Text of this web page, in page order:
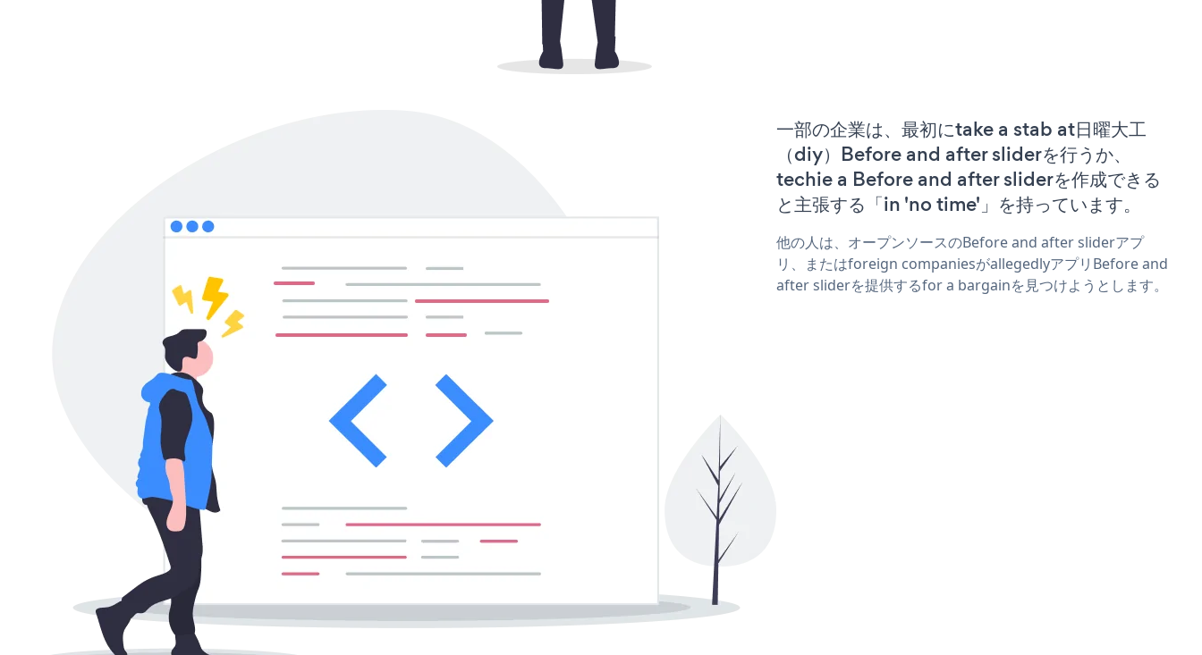
一部の企業は、最初にtake a stab at日曜大工
（diy）Before and after sliderを行うか、
techie a Before and after sliderを作成できる
と主張する「in 'no time'」を持っています。
他の人は、オープンソースのBefore and after sliderアプ
リ、またはforeign companiesがallegedlyアプリBefore and
after sliderを提供するfor a bargainを見つけようとします。